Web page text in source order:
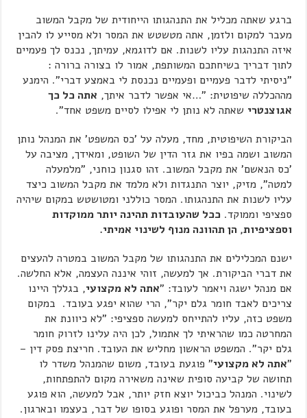
ברגע שאתה מכליל את התנהגותו הייחודית של מקבל המשוב
מעבר למקום ולזמן, אתה מטשטש את המסר ולא מסייע לו להבין
איזה התנהגות עליו לשנות. אם לדוגמא, עמיתך, נכנס לך פעמיים
לתוך דבריך בשיחתכם המשותפת, אמור לו בצורה ברורה :
"ניסיתי לדבר פעמיים ופעמיים נכנסת לי באמצע דברי". הימנע
מההכללה שיפוטית: "…אי אפשר לדבר איתך, אתה כל כך
אגוצנטרי שאתה לא נותן לי אפילו לסיים משפט אחד".
הביקורת השיפוטית, מחד, מעלה על 'כס המשפט' את המנהל נותן
המשוב ושמה בפיו את גזר הדין של השופט, ומאידך, מציבה על
'כס הנאשם' את מקבל המשוב. זהו סגנון כוחני, "מלמעלה
למטה", מזיק, יוצר התנגדות ולא מלמד את מקבל המשוב כיצד
עליו לשנות את התנהגותו. המסר כוללני ומטושטש במקום שיהיה
ספציפי וממוקד.ככל שהעובדות תהינה יותר ממוקדות
וספציפיות, הן תהוונה מנוף לשינוי אמיתי.
ישנם המכלילים את התנהגותו של מקבל המשוב במטרה להעצים
את דברי הביקורת. אך למעשה, זוהי איננה העצמה, אלא החלשה.
אם מנהל ישגה ויאמר לעובד: "אתה לא מקצועי, בגללך היינו
צריכים לאבד חומר גלם יקר", הרי שהוא יפגע בעובד. במקום
משפט כזה, עליו להתייחס למעשה ספציפי: "לא כיוונת את
המחרטה כמו שהראיתי לך אתמול, לכן היה עלינו לזרוק חומר
גלם יקר". המשפט הראשון מחליש את העובד. חריצת פסק דין –
"אתה לא מקצועי" פוגעת בעובד, משום שהמנהל משדר לו
תחושה של קביעה סופית שאינה משאירה מקום להתפתחות,
לשינוי. המנהל כביכול יוצא חזק יותר, אבל למעשה, הוא פוגע
בעובד, מערפל את המסר ופוגע בסופו של דבר, בעצמו ובארגון.